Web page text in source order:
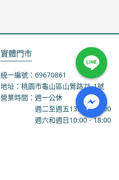
實體門市
統一編號：69670861
地址：桃園市龜山區山鶯路75-1號
營業時間：週一公休
週二至週五13:00 - 18:00
週六和週日10:00 - 18:00